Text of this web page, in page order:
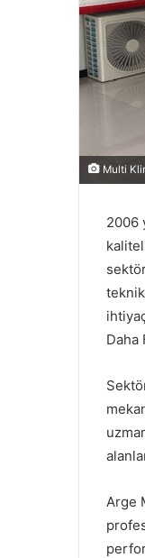
Multi
2006
Daha
Arge